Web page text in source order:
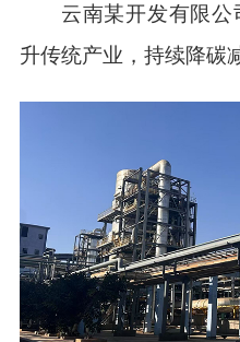
云南某开发有限
升传统产业，持续降碳